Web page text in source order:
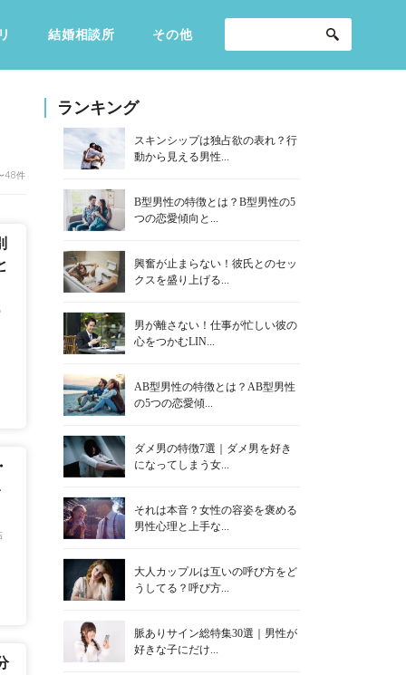
結婚相談所 その他
48件
ランキング
スキンシップは独占欲の表れ？行
動から見える男性...
B型男性の特徴とは？B型男性の5
つの恋愛傾向と...
興奮が止まらない！彼氏とのセッ
クスを盛り上げる...
男が離さない！仕事が忙しい彼の
心をつかむLIN...
AB型男性の特徴とは？AB型男性
の5つの恋愛傾...
ダメ男の特徴7選｜ダメ男を好き
になってしまう女...
それは本音？女性の容姿を褒める
男性心理と上手な...
大人カップルは互いの呼び方をど
うしてる？呼び方...
脈ありサイン総特集30選｜男性が
好きな子にだけ...